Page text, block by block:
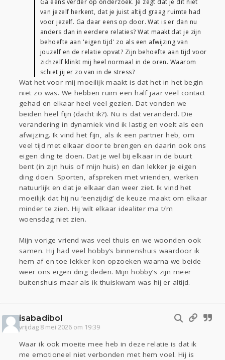
Ga eens verder op onderzoek. Je zegt dat je dit niet
van jezelf herkent, dat je juist altijd graag ruimte had
voor jezelf. Ga daar eens op door. Wat is er dan nu
anders dan in eerdere relaties? Wat maakt dat je zijn
behoefte aan 'eigen tijd' zo als een afwijzing van
jouzelf en de relatie opvat? Zijn behoefte aan tijd voor
zichzelf klinkt mij heel normaal in de oren. Waarom
schiet jij er zo van in de stress?
Wat het voor mij moeilijk maakt is dat het in het begin
niet zo was. We hebben ruim een half jaar veel contact
gehad en elkaar heel veel gezien. Dat vonden we
beiden heel fijn (dacht ik?). Nu is dat veranderd. Die
verandering in dynamiek vind ik lastig en voelt als een
afwijzing. Ik vind het fijn, als ik een partner heb, om
veel tijd met elkaar door te brengen en daarin ook ons
eigen ding te doen. Dat je wel bij elkaar in de buurt
bent (in zijn huis of mijn huis) en dan lekker je eigen
ding doen. Sporten, afspreken met vrienden, werken
natuurlijk en dat je elkaar dan weer ziet. Ik vind het
moeilijk dat hij nu ‘eenzijdig’ de keuze maakt om elkaar
minder te zien. Hij wilt elkaar idealiter ma t/m
woensdag niet zien.
Mijn vorige vriend was veel thuis en we woonden ook
samen. Hij had veel hobby’s binnenshuis waardoor ik
hem af en toe lekker kon opzoeken waarna we beide
weer ons eigen ding deden. Mijn hobby’s zijn meer
buitenshuis maar als ik thuiskwam was hij er altijd.
isabadibol
vrijdag 8 mei 2026 om 19:39
Waar ik ook moeite mee heb in deze relatie is dat ik
me emotioneel niet verbonden met hem voel. Hij is